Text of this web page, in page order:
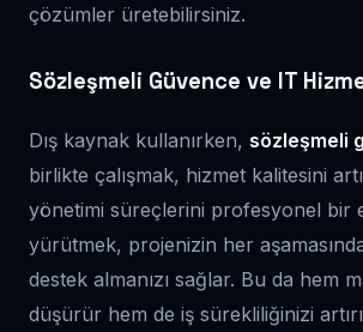
çözümler üretebilirsiniz.
Sözleşmeli Güvence ve IT
Dış kaynak kullanırken, sözleşmeli
birlikte çalışmak, hizmet kalitesini
yönetimi süreçlerini profesyonel bir
yürütmek, projenizin her
destek almanızı sağlar. Bu da hem
düşürür hem de iş sürekliliğinizi